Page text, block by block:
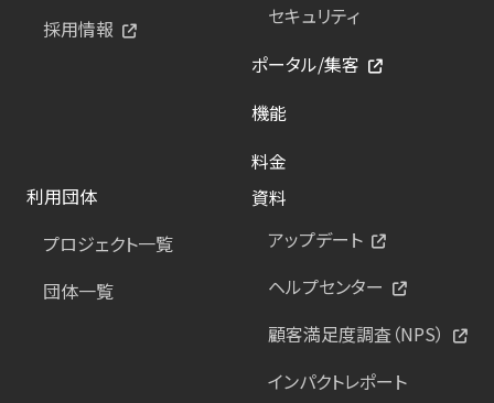
採用情報
セキュリティ
ポータル/集客
機能
料金
利用団体
プロジェクト一覧
団体一覧
資料
アップデート
ヘルプセンター
顧客満足度調査（NPS）
インパクトレポート